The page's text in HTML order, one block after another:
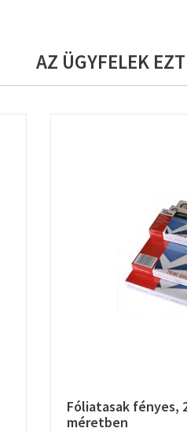
AZ ÜGYFELEK
Fóliatasak fényes,
méretben